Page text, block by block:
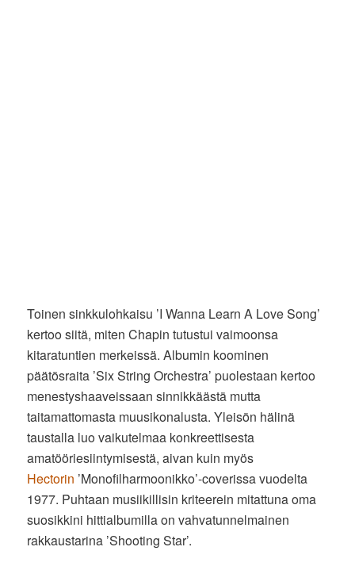
Toinen sinkkulohkaisu ’I Wanna Learn A Love Song’
kertoo siitä, miten Chapin tutustui vaimoonsa
kitaratuntien merkeissä. Albumin koominen
päätösraita ’Six String Orchestra’ puolestaan kertoo
menestyshaaveissaan sinnikkäästä mutta
taitamattomasta muusikonalusta. Yleisön hälinä
taustalla luo vaikutelmaa konkreettisesta
amatööriesiintymisestä, aivan kuin myös
Hectorin ’Monofilharmoonikko’-coverissa vuodelta
1977. Puhtaan musiikillisin kriteerein mitattuna oma
suosikkini hittialbumilla on vahvatunnelmainen
rakkaustarina ’Shooting Star’.